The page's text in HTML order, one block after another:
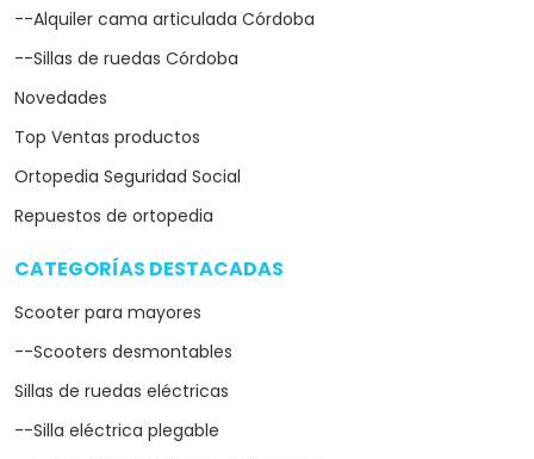
--Alquiler cama articulada Córdoba
--Sillas de ruedas Córdoba
Novedades
Top Ventas productos
Ortopedia Seguridad Social
Repuestos de ortopedia
CATEGORÍAS DESTACADAS
Scooter para mayores
--Scooters desmontables
Sillas de ruedas eléctricas
--Silla eléctrica plegable